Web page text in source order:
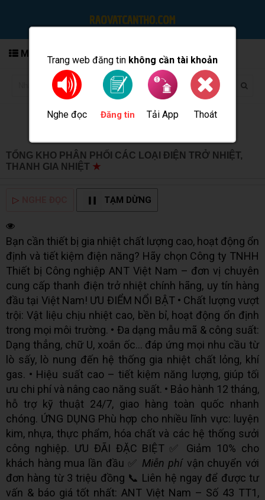
Trang web đăng tin không cần tài khoản
Nghe đọc Đăng tin Tải App Thoát
MENU
TỔNG KHO PHÂN PHỐI CÁC LOẠI ĐIỆN TRỞ NHIỆT,
THANH GIA NHIỆT ★
▷ TẠM DỪNG
Bạn cần thiết bị gia nhiệt chất lượng cao, hoạt động ổn
định và tiết kiệm điện năng? Hãy chọn Công ty TNHH
Thiết bị Công nghiệp ANT Việt Nam – đơn vị chuyên
cung cấp thanh điện trở nhiệt chính hãng, uy tín hàng
đầu tại Việt Nam! ƯU ĐIỂM NỔI BẬT • Chất lượng vượt
trội: Vật liệu chịu nhiệt cao, bền bỉ, hoạt động ổn định
trong mọi môi trường. • Đa dạng mẫu mã & công suất:
Dạng thẳng, chữ U, xoắn ốc… đáp ứng mọi nhu cầu từ
lò sấy, lò nung đến hệ thống gia nhiệt chất lỏng, khí
gas. • Hiệu suất cao – tiết kiệm năng lượng, giúp tối
ưu chi phí và nâng cao năng suất. • Bảo hành 12 tháng,
hỗ trợ kỹ thuật 24/7, giao hàng toàn quốc nhanh
chóng. ỨNG DỤNG Phù hợp cho nhiều lĩnh vực: luyện
kim, nhựa, thực phẩm, hóa chất và các hệ thống sưởi
công nghiệp. ƯU ĐÃI ĐẶC BIỆT ✅ Giảm 10% cho
khách hàng mua lần đầu ✅ Miễn phívận chuyển với
đơn hàng từ 3 triệu đồng 📞 Liên hệ ngay để được tư
vấn & báo giá tốt nhất: ANT Việt Nam – Số 43 TT1,